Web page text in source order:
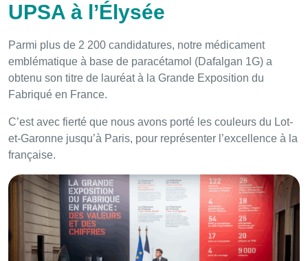
UPSA à l’Élysée
Parmi plus de 2 200 candidatures, notre médicament
emblématique à base de paracétamol (Dafalgan 1G) a
obtenu son titre de lauréat à la Grande Exposition du
Fabriqué en France.
C’est avec fierté que nous avons porté les couleurs du Lot-
et-Garonne jusqu’à Paris, pour représenter l’excellence à la
française.